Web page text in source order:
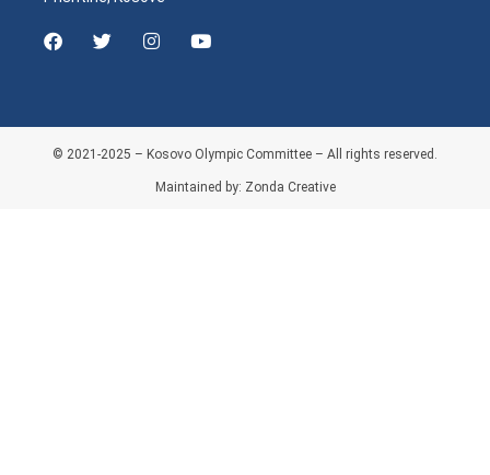
© 2021-2025 – Kosovo Olympic Committee – All rights reserved.
Maintained by: Zonda Creative